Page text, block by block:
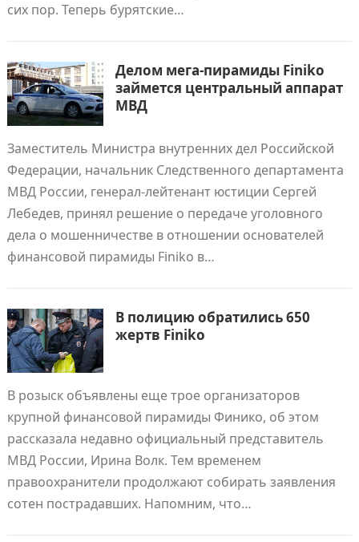
сих пор. Теперь бурятские…
Делом мега-пирамиды Finiko
займется центральный аппарат
МВД
Заместитель Министра внутренних дел Российской
Федерации, начальник Следственного департамента
МВД России, генерал-лейтенант юстиции Сергей
Лебедев, принял решение о передаче уголовного
дела о мошенничестве в отношении основателей
финансовой пирамиды Finiko в…
В полицию обратились 650
жертв Finiko
В розыск объявлены еще трое организаторов
крупной финансовой пирамиды Финико, об этом
рассказала недавно официальный представитель
МВД России, Ирина Волк. Тем временем
правоохранители продолжают собирать заявления
сотен пострадавших. Напомним, что…